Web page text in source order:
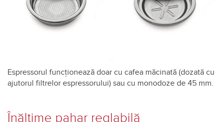
Espressorul funcționează doar cu cafea măcinată (dozată cu
ajutorul filtrelor espressorului) sau cu monodoze de 45 mm.
Înălţime pahar reglabilă